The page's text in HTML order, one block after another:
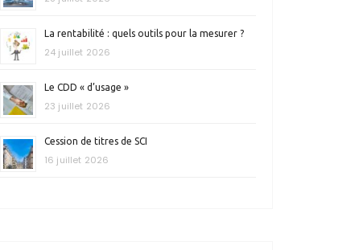
La rentabilité : quels outils pour la mesurer ?
24 juillet 2026
Le CDD « d’usage »
23 juillet 2026
Cession de titres de SCI
16 juillet 2026